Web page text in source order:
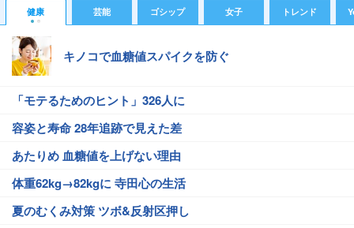
健康 芸能 ゴシップ 女子 トレンド
キノコで血糖値スパイクを防ぐ
「モテるためのヒント」326人に
容姿と寿命 28年追跡で見えた差
あたりめ 血糖値を上げない理由
体重62kg→82kgに 寺田心の生活
夏のむくみ対策 ツボ&反射区押し